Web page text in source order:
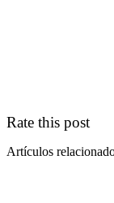
Rate this post
Artículos